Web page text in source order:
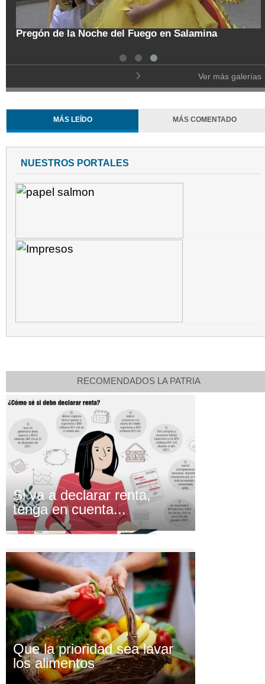
Pregón de la Noche del Fuego en Salamina
Ver más galerías
MÁS LEÍDO MÁS COMENTADO
NUESTROS PORTALES
RECOMENDADOS LA PATRIA
Si va a declarar renta,
tenga en cuenta...
Que la prioridad sea lavar
los alimentos